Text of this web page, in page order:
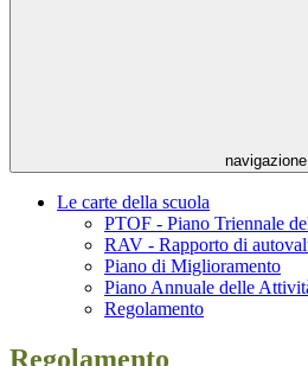
navigazione
Le carte della scuola
PTOF - Piano Triennale
RAV - Rapporto di
Piano di Miglioramento
Piano Annuale delle
Regolamento
Regolamento